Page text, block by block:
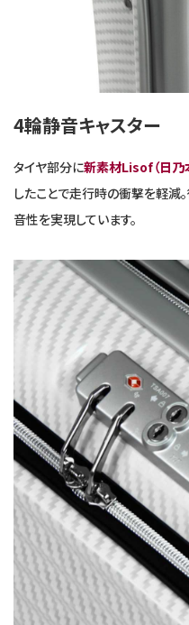
4輪静音キャスター
タイヤ部分に新素材Lisof（日乃
したことで走行時の衝撃を軽減
音性を実現しています。